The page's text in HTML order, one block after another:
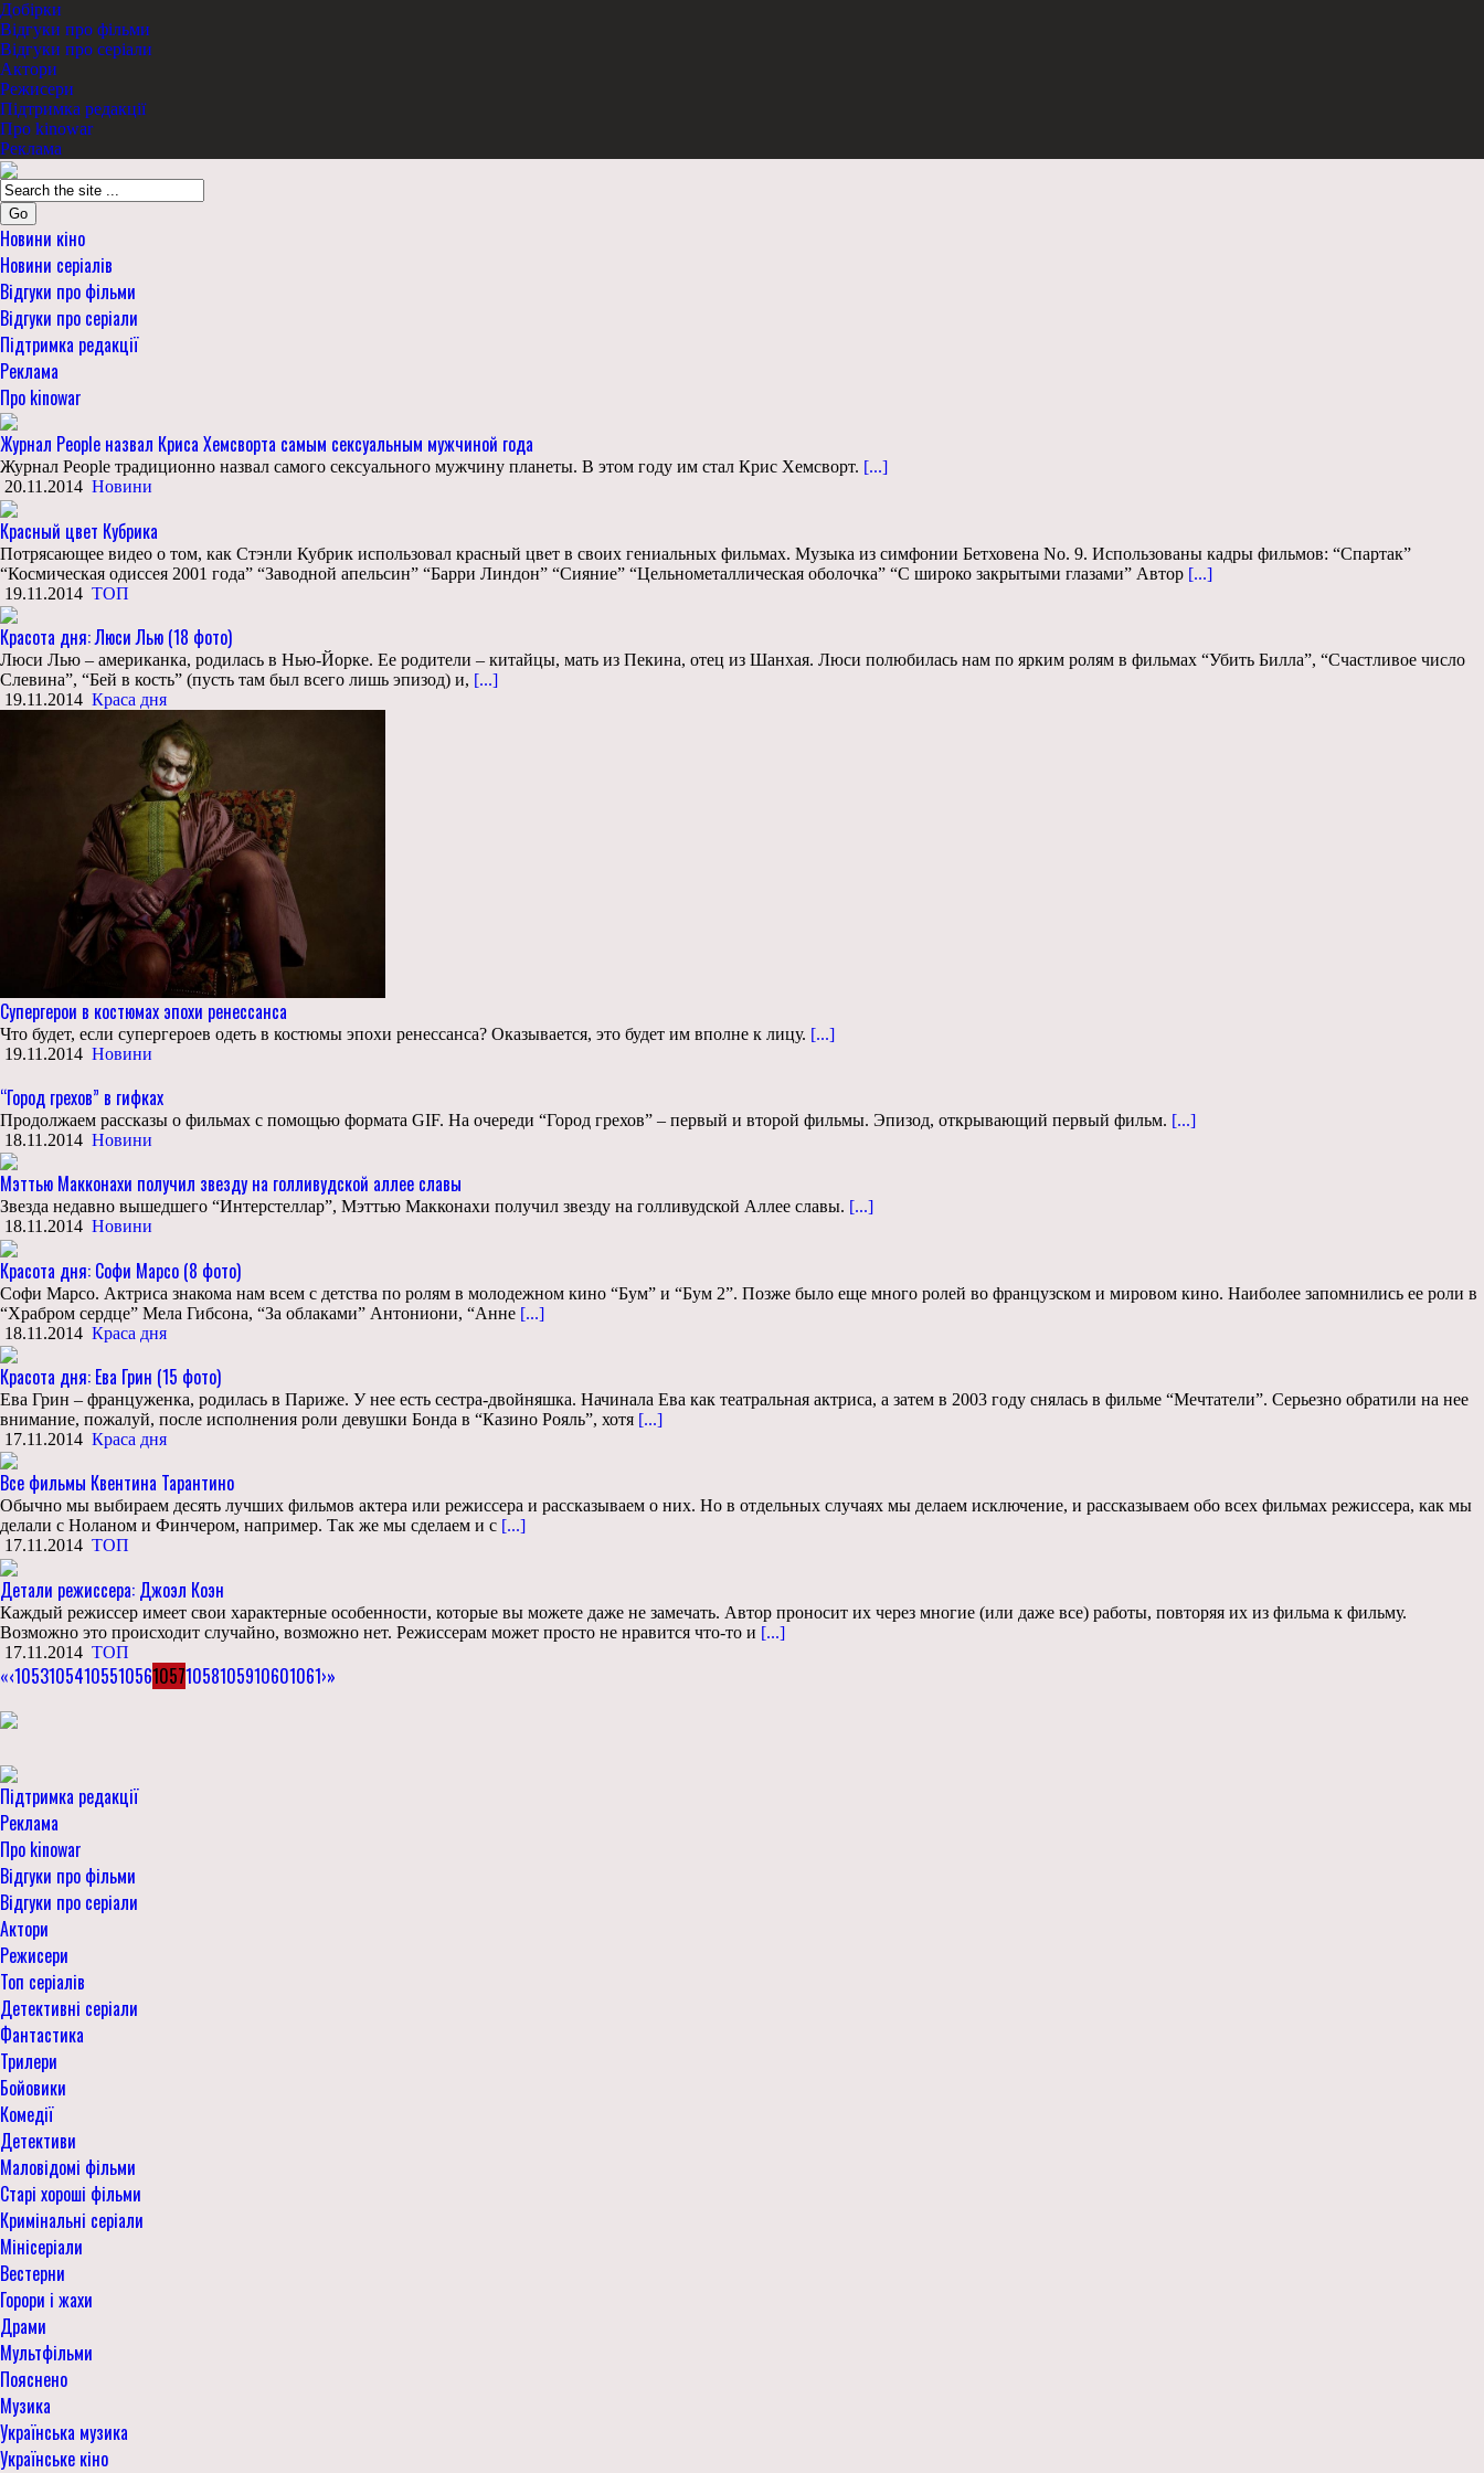
Добірки
Відгуки про фільми
Відгуки про серіали
Актори
Режисери
Підтримка редакції
Про kinowar
Реклама
Go
Новини кіно
Новини серіалів
Відгуки про фільми
Відгуки про серіали
Підтримка редакції
Реклама
Про kinowar
Журнал People назвал Криса Хемсворта самым сексуальным мужчиной года
Журнал People традиционно назвал самого сексуального мужчину планеты. В этом году им стал Крис Хемсворт. [...]
20.11.2014 Новини
Красный цвет Кубрика
Потрясающее видео о том, как Стэнли Кубрик использовал красный цвет в своих гениальных фильмах. Музыка из симфонии Бетховена No. 9. Использованы кадры фильмов: “Спартак”
“Космическая одиссея 2001 года” “Заводной апельсин” “Барри Линдон” “Сияние” “Цельнометаллическая оболочка” “С широко закрытыми глазами” Автор [...]
19.11.2014 ТОП
Красота дня: Люси Лью (18 фото)
Люси Лью – американка, родилась в Нью-Йорке. Ее родители – китайцы, мать из Пекина, отец из Шанхая. Люси полюбилась нам по ярким ролям в фильмах “Убить Билла”, “Счастливое число
Слевина”, “Бей в кость” (пусть там был всего лишь эпизод) и, [...]
19.11.2014 Краса дня
Супергерои в костюмах эпохи ренессанса
Что будет, если супергероев одеть в костюмы эпохи ренессанса? Оказывается, это будет им вполне к лицу. [...]
19.11.2014 Новини
“Город грехов” в гифках
Продолжаем рассказы о фильмах с помощью формата GIF. На очереди “Город грехов” – первый и второй фильмы. Эпизод, открывающий первый фильм. [...]
18.11.2014 Новини
Мэттью Макконахи получил звезду на голливудской аллее славы
Звезда недавно вышедшего “Интерстеллар”, Мэттью Макконахи получил звезду на голливудской Аллее славы. [...]
18.11.2014 Новини
Красота дня: Софи Марсо (8 фото)
Софи Марсо. Актриса знакома нам всем с детства по ролям в молодежном кино “Бум” и “Бум 2”. Позже было еще много ролей во французском и мировом кино. Наиболее запомнились ее роли в
“Храбром сердце” Мела Гибсона, “За облаками” Антониони, “Анне [...]
18.11.2014 Краса дня
Красота дня: Ева Грин (15 фото)
Ева Грин – француженка, родилась в Париже. У нее есть сестра-двойняшка. Начинала Ева как театральная актриса, а затем в 2003 году снялась в фильме “Мечтатели”. Серьезно обратили на нее
внимание, пожалуй, после исполнения роли девушки Бонда в “Казино Рояль”, хотя [...]
17.11.2014 Краса дня
Все фильмы Квентина Тарантино
Обычно мы выбираем десять лучших фильмов актера или режиссера и рассказываем о них. Но в отдельных случаях мы делаем исключение, и рассказываем обо всех фильмах режиссера, как мы
делали с Ноланом и Финчером, например. Так же мы сделаем и с [...]
17.11.2014 ТОП
Детали режиссера: Джоэл Коэн
Каждый режиссер имеет свои характерные особенности, которые вы можете даже не замечать. Автор проносит их через многие (или даже все) работы, повторяя их из фильма к фильму.
Возможно это происходит случайно, возможно нет. Режиссерам может просто не нравится что-то и [...]
17.11.2014 ТОП
«‹105310541055105610571058105910601061›»
Підтримка редакції
Реклама
Про kinowar
Відгуки про фільми
Відгуки про серіали
Актори
Режисери
Топ серіалів
Детективні серіали
Фантастика
Трилери
Бойовики
Комедії
Детективи
Маловідомі фільми
Старі хороші фільми
Кримінальні серіали
Мінісеріали
Вестерни
Горори і жахи
Драми
Мультфільми
Пояснено
Музика
Українська музика
Українське кіно